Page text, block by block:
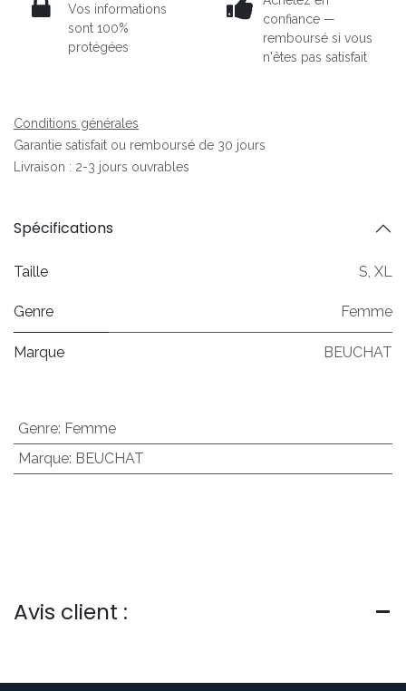
Vos informations
sont 100%
protégées
confiance —
remboursé si vous
n'êtes pas satisfait
Conditions générales
Garantie satisfait ou remboursé de 30 jours
Livraison : 2-3 jours ouvrables
Spécifications
Taille S XL
Genre Femme
Marque BEUCHAT
Genre: Femme
Marque: BEUCHAT
Avis client :